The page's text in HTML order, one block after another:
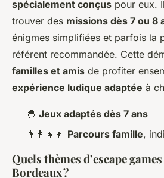
spécialement conçus pour eux.
trouver des missions dès 7 ou 8
énigmes simplifiées et parfois la
référent recommandée. Cette
familles et amis de profiter
expérience ludique adaptée à
🐣 Jeux adaptés dès 7 ans
👨‍👩‍👧‍👦 Parcours famille,
Quels thèmes d’escape
Bordeaux ?